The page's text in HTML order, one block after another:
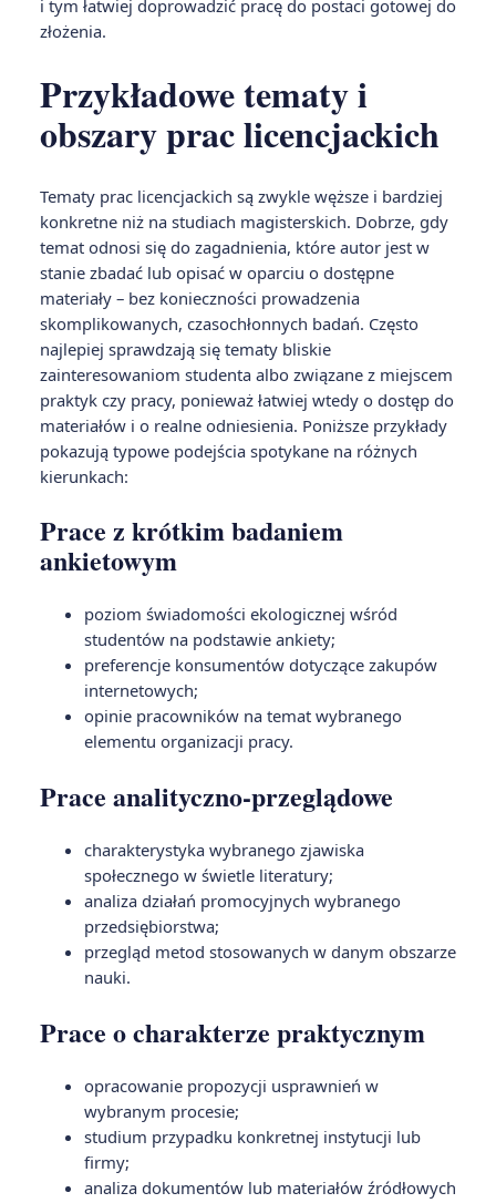
i tym łatwiej doprowadzić pracę do postaci gotowej do
złożenia.
Przykładowe tematy i
obszary prac licencjackich
Tematy prac licencjackich są zwykle węższe i bardziej
konkretne niż na studiach magisterskich. Dobrze, gdy
temat odnosi się do zagadnienia, które autor jest w
stanie zbadać lub opisać w oparciu o dostępne
materiały – bez konieczności prowadzenia
skomplikowanych, czasochłonnych badań. Często
najlepiej sprawdzają się tematy bliskie
zainteresowaniom studenta albo związane z miejscem
praktyk czy pracy, ponieważ łatwiej wtedy o dostęp do
materiałów i o realne odniesienia. Poniższe przykłady
pokazują typowe podejścia spotykane na różnych
kierunkach:
Prace z krótkim badaniem
ankietowym
poziom świadomości ekologicznej wśród
studentów na podstawie ankiety;
preferencje konsumentów dotyczące zakupów
internetowych;
opinie pracowników na temat wybranego
elementu organizacji pracy.
Prace analityczno-przeglądowe
charakterystyka wybranego zjawiska
społecznego w świetle literatury;
analiza działań promocyjnych wybranego
przedsiębiorstwa;
przegląd metod stosowanych w danym obszarze
nauki.
Prace o charakterze praktycznym
opracowanie propozycji usprawnień w
wybranym procesie;
studium przypadku konkretnej instytucji lub
firmy;
analiza dokumentów lub materiałów źródłowych